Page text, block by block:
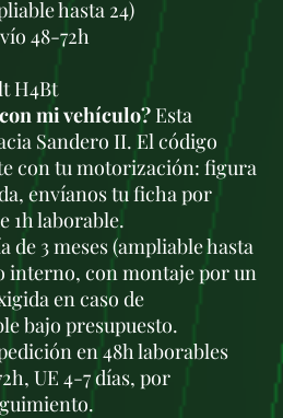
hasta 24)
48-72h
H4Bt
mi vehículo? Esta
Sandero II. El código
con tu motorización: figura
envíanos tu ficha por
1h laborable.
de 3 meses (ampliable hasta
interno, con montaje por un
en caso de
bajo presupuesto.
en 48h laborables
UE 4-7 días, por